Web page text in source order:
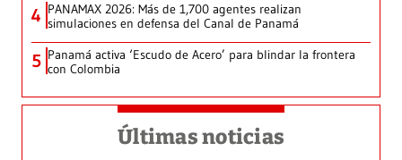
4 PANAMAX 2026: Más de 1,700 agentes realizan
simulaciones en defensa del Canal de Panamá
5 Panamá activa ‘Escudo de Acero’ para blindar la frontera
con Colombia
Últimas noticias